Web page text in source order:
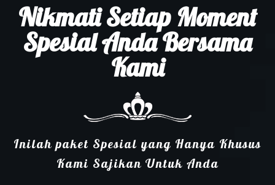
Nikmati Setiap Moment
Spesial Anda Bersama
Kami
Inilah paket Spesial yang Hanya Khusus
Kami Sajikan Untuk Anda